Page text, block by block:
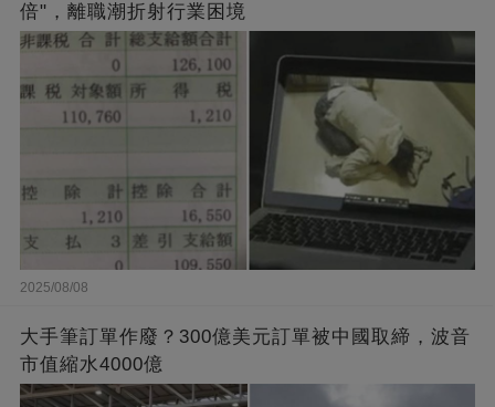
倍"，離職潮折射行業困境
2025/08/08
大手筆訂單作廢？300億美元訂單被中國取締，波音
市值縮水4000億